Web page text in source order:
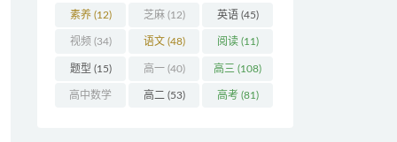
素养(12) 芝麻(12) 英语(45)
视频 (34) 语文(48) 阅读(11)
题型 (15) 高一(40) 高三 (108)
高中数学 高二 (53) 高考(81)